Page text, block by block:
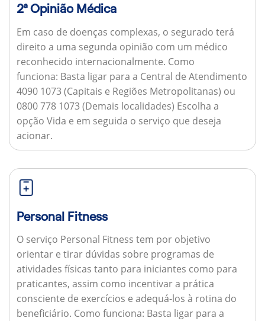
2ª Opinião Médica
Em caso de doenças complexas, o segurado terá
direito a uma segunda opinião com um médico
reconhecido internacionalmente. Como
funciona: Basta ligar para a Central de Atendimento
4090 1073 (Capitais e Regiões Metropolitanas) ou
0800 778 1073 (Demais localidades) Escolha a
opção Vida e em seguida o serviço que deseja
acionar.
Personal Fitness
O serviço Personal Fitness tem por objetivo
orientar e tirar dúvidas sobre programas de
atividades físicas tanto para iniciantes como para
praticantes, assim como incentivar a prática
consciente de exercícios e adequá-los à rotina do
beneficiário. Como funciona: Basta ligar para a